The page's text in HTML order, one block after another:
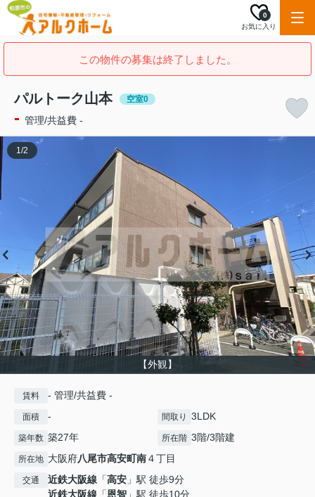
お気に入り
0
この物件の募集は終了しました。
パルトーク山本 空室0
- 管理/共益費 -
【外観】
1/2
賃料 - 管理/共益費 -
面積 - 間取り 3LDK
築年数 築27年 所在階 3階/3階建
所在地 大阪府八尾市高安町南４丁目
交通 近鉄大阪線 「高安 」駅 徒歩9分
近鉄大阪線 「恩智 」駅 徒歩10分